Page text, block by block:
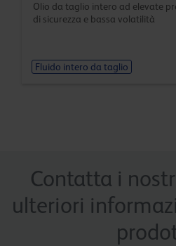
Olio da taglio intero ad elevate
di sicurezza e bassa volatilità
Fluido intero da taglio
Contatta i
ulteriori